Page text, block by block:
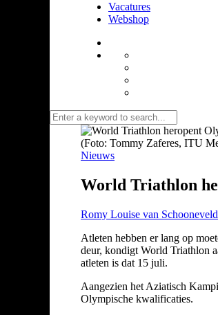
Vacatures
Webshop
(Foto: Tommy Zaferes, ITU
Nieuws
World Triathlon
Romy Louise van Schooneveld
Atleten hebben er lang op
deur, kondigt World Triathlon
atleten is dat 15 juli.
Aangezien het Aziatisch
Olympische kwalificaties.